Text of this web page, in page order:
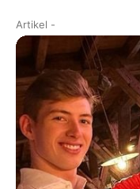
Artikel -